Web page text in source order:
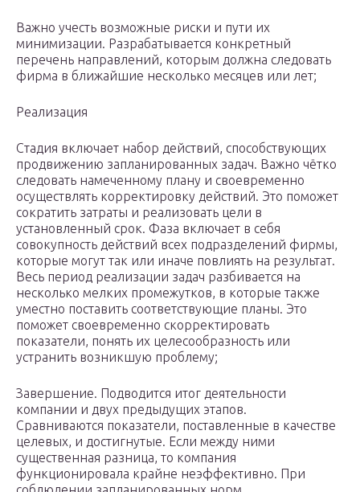
Важно учесть возможные риски и пути их
минимизации. Разрабатывается конкретный
перечень направлений, которым должна следовать
фирма в ближайшие несколько месяцев или лет;
Реализация
Стадия включает набор действий, способствующих
продвижению запланированных задач. Важно чётко
следовать намеченному плану и своевременно
осуществлять корректировку действий. Это поможет
сократить затраты и реализовать цели в
установленный срок. Фаза включает в себя
совокупность действий всех подразделений фирмы,
которые могут так или иначе повлиять на результат.
Весь период реализации задач разбивается на
несколько мелких промежутков, в которые также
уместно поставить соответствующие планы. Это
поможет своевременно скорректировать
показатели, понять их целесообразность или
устранить возникшую проблему;
Завершение. Подводится итог деятельности
компании и двух предыдущих этапов.
Сравниваются показатели, поставленные в качестве
целевых, и достигнутые. Если между ними
существенная разница, то компания
функционировала крайне неэффективно. При